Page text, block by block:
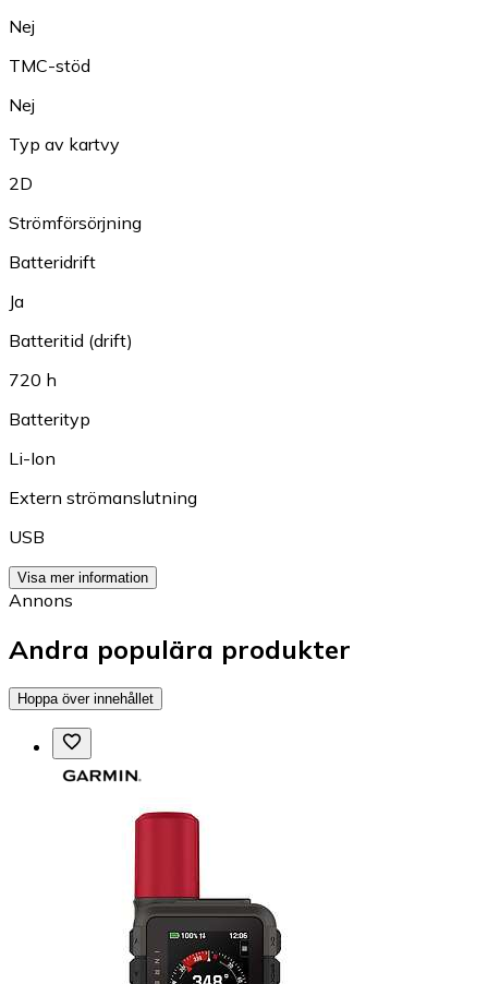
Nej
TMC-stöd
Nej
Typ av kartvy
2D
Strömförsörjning
Batteridrift
Ja
Batteritid (drift)
720 h
Batterityp
Li-Ion
Extern strömanslutning
USB
Visa mer information
Annons
Andra populära produkter
Hoppa över innehållet